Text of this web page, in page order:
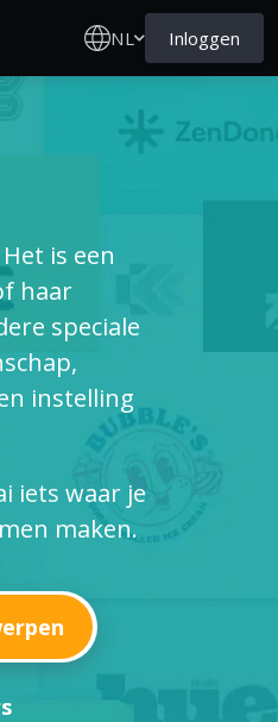
NL Inloggen
is een
haar
speciale
instelling
iets waar je
maken.